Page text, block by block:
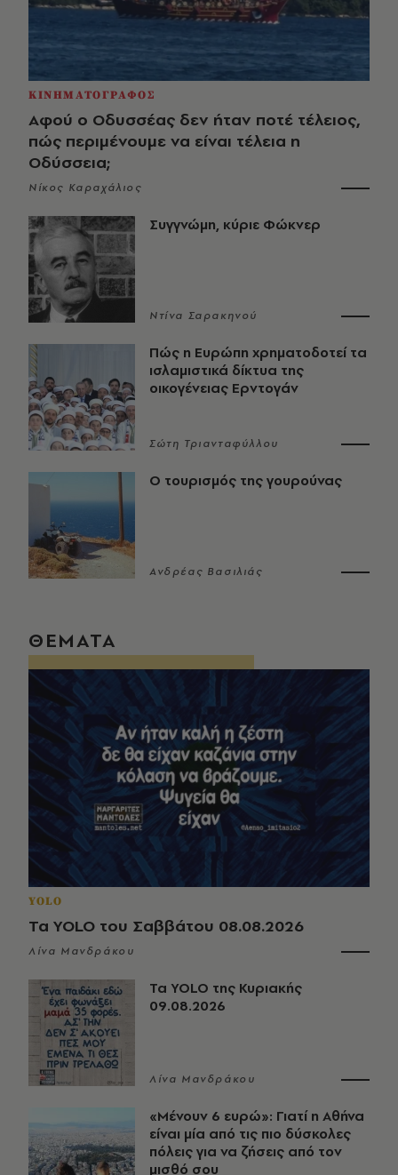
ΚΙΝΗΜΑΤΟΓΡΑΦΟΣ
Αφού ο Οδυσσέας δεν ήταν ποτέ τέλειος,
πώς περιμένουμε να είναι τέλεια η
Οδύσσεια;
Νίκος Καραχάλιος
Συγγνώμη, κύριε Φώκνερ
Ντίνα Σαρακηνού
Πώς η Ευρώπη χρηματοδοτεί τα
ισλαμιστικά δίκτυα της
οικογένειας Ερντογάν
Σώτη Τριανταφύλλου
Ο τουρισμός της γουρούνας
Ανδρέας Βασιλιάς
ΘΕΜΑΤΑ
YOLO
Τα YOLO του Σαββάτου 08.08.2026
Λίνα Μανδράκου
Τα YOLO της Κυριακής
09.08.2026
Λίνα Μανδράκου
«Μένουν 6 ευρώ»: Γιατί η Αθήνα
είναι μία από τις πιο δύσκολες
πόλεις για να ζήσεις από τον
μισθό σου